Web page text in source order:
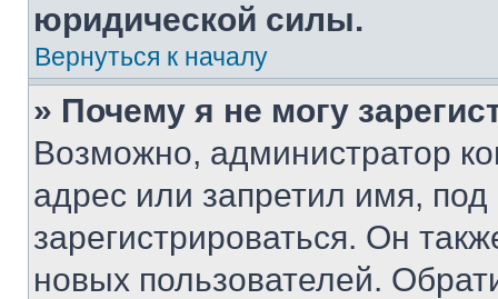
юридической силы.
Вернуться к началу
» Почему я не могу
Возможно, администратор
адрес или запретил имя,
зарегистрироваться. Он
новых пользователей.